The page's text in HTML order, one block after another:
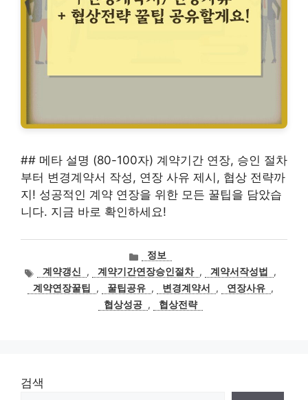
## 메타 설명 (80-100자) 계약기간 연장, 승인 절차
부터 변경계약서 작성, 연장 사유 제시, 협상 전략까
지! 성공적인 계약 연장을 위한 모든 꿀팁을 담았습
니다. 지금 바로 확인하세요!
카
테
고
리
정보
태
그
계약갱신 , 계약기간연장승인절차 , 계약서작성법
,
계약연장꿀팁
, 꿀팁공유 , 변경계약서 , 연장사유 ,
협상성공 , 협상전략
검색